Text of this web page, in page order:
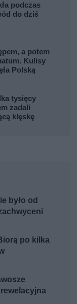
podczas
do dziś
a potem
Kulisy
Polską
tysięcy
zadali
klęskę
było od
po kilka